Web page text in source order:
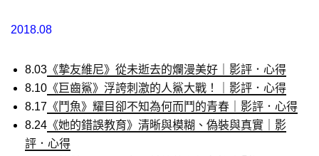
2018.08
8.03 《摯友維尼》從未逝去的爛漫美好｜影評．心得
8.10 《巨齒鯊》浮誇刺激的人鯊大戰！｜影評．心得
8.17 《鬥魚》耀目卻不知為何而鬥的青春｜影評．心得
8.24 《她的錯誤教育》清晰與模糊、偽裝與真實｜影
評．心得